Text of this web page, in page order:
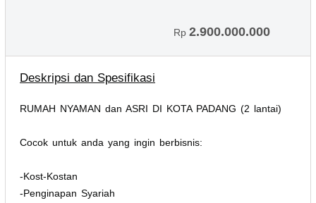
Rp 2.900.000.000
Deskripsi dan Spesifikasi
RUMAH NYAMAN dan ASRI DI KOTA PADANG (2 lantai)
Cocok untuk anda yang ingin berbisnis:
-Kost-Kostan
-Penginapan Syariah